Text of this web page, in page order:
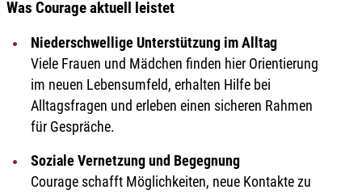
Was Courage aktuell leistet
Niederschwellige Unterstützung im Alltag
Viele Frauen und Mädchen finden hier Orientierung
im neuen Lebensumfeld, erhalten Hilfe bei
Alltagsfragen und erleben einen sicheren Rahmen
für Gespräche.
Soziale Vernetzung und Begegnung
Courage schafft Möglichkeiten, neue Kontakte zu